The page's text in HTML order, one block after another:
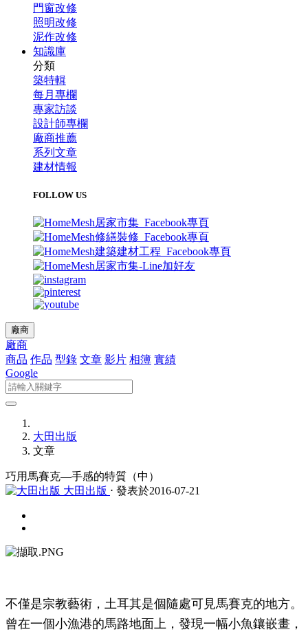
門窗改修
照明改修
泥作改修
知識庫
分類
築特輯
每月專欄
專家訪談
設計師專欄
廠商推薦
系列文章
建材情報
FOLLOW US
廠商
廠商
商品 作品 型錄 文章 影片 相簿 實績
Google
大田出版
文章
巧用馬賽克—手感的特質（中）
大田出版 ⋅ 發表於2016-07-21
不僅是宗教藝術，土耳其是個隨處可見馬賽克的地方。
曾在一個小漁港的馬路地面上，發現一幅小魚鑲嵌畫，